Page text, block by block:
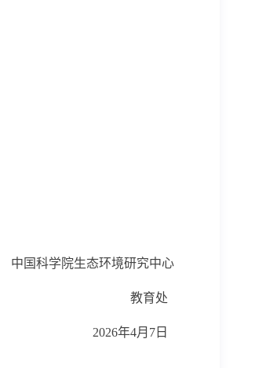
中国科学院生态环境研究中心
教育处
2026年4月 7 日